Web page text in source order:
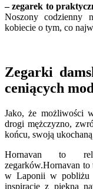
– zegarek to
Noszony codzienny
kobiecie o tym, co
Zegarki
ceniących
Jako, że możliwości
drogi mężczyzno,
końcu, swoją
Hornavan to
zegarków.Hornavan to
w Laponii w pobliżu
inspiracje z piękna